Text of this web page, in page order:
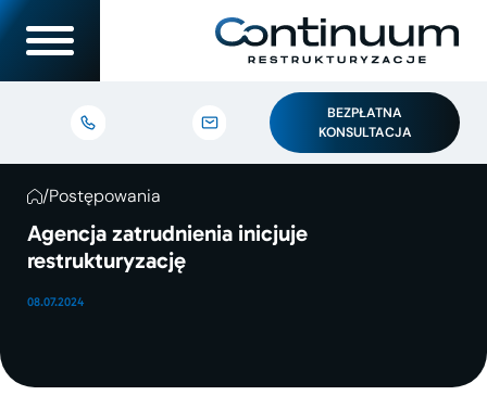
BEZPŁATNA
KONSULTACJA
/Postępowania
Agencja zatrudnienia inicjuje
restrukturyzację
08.07.2024